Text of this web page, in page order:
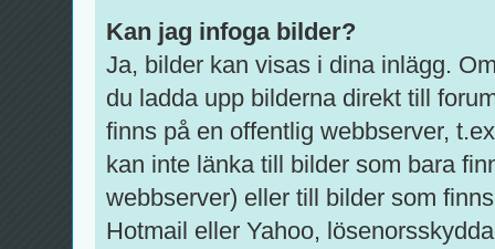
Kan jag infoga bilder?
Ja, bilder kan visas i dina inlägg.
du ladda upp bilderna direkt till
finns på en offentlig webbserver,
kan inte länka till bilder som bara
webbserver) eller till bilder som
Hotmail eller Yahoo,